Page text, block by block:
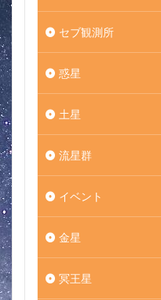
セブ観測所
惑星
土星
流星群
イベント
金星
冥王星